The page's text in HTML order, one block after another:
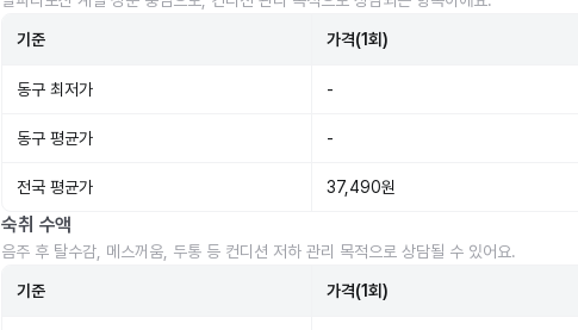
기준 가격(1회)
동구 최저가 -
동구 평균가 -
전국 평균가 37,490원
숙취 수액
음주 후 탈수감, 메스꺼움, 두통 등 컨디션 저하 관리 목적으로 상담될 수 있어요.
기준 가격(1회)